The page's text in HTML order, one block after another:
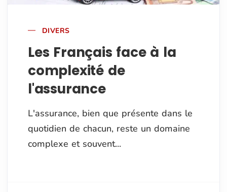
DIVERS
Les Français face à la
complexité de
l'assurance
L'assurance, bien que présente dans le
quotidien de chacun, reste un domaine
complexe et souvent...